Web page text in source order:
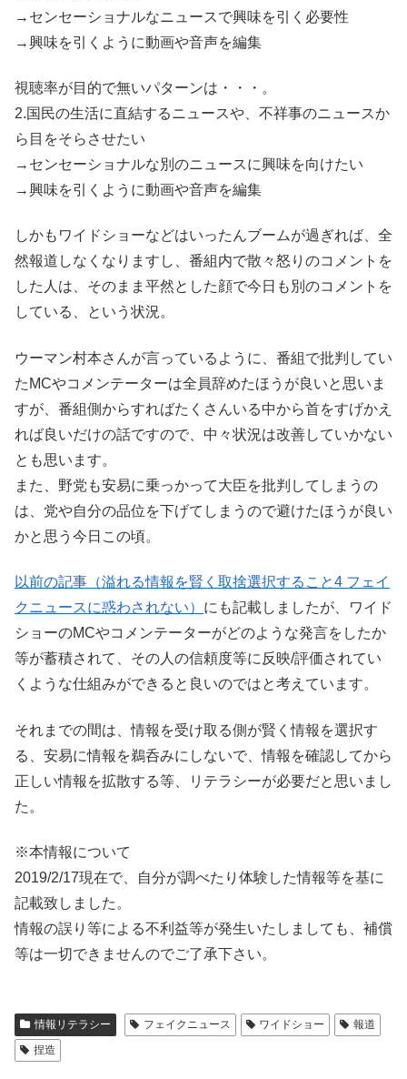
→センセーショナルなニュースで興味を引く必要性
→興味を引くように動画や音声を編集
視聴率が目的で無いパターンは・・・。
2.国民の生活に直結するニュースや、不祥事のニュースか
ら目をそらさせたい
→センセーショナルな別のニュースに興味を向けたい
→興味を引くように動画や音声を編集
しかもワイドショーなどはいったんブームが過ぎれば、全
然報道しなくなりますし、番組内で散々怒りのコメントを
した人は、そのまま平然とした顔で今日も別のコメントを
している、という状況。
ウーマン村本さんが言っているように、番組で批判してい
たMCやコメンテーターは全員辞めたほうが良いと思いま
すが、番組側からすればたくさんいる中から首をすげかえ
れば良いだけの話ですので、中々状況は改善していかない
とも思います。
また、野党も安易に乗っかって大臣を批判してしまうの
は、党や自分の品位を下げてしまうので避けたほうが良い
かと思う今日この頃。
以前の記事（溢れる情報を賢く取捨選択すること4 フェイ
クニュースに惑わされない） にも記載しましたが、ワイド
ショーのMCやコメンテーターがどのような発言をしたか
等が蓄積されて、その人の信頼度等に反映/評価されてい
くような仕組みができると良いのではと考えています。
それまでの間は、情報を受け取る側が賢く情報を選択す
る、安易に情報を鵜呑みにしないで、情報を確認してから
正しい情報を拡散する等、リテラシーが必要だと思いまし
た。
※本情報について
2019/2/17現在で、自分が調べたり体験した情報等を基に
記載致しました。
情報の誤り等による不利益等が発生いたしましても、補償
等は一切できませんのでご了承下さい。
情報リテラシー フェイクニュース ワイドショー
報道
捏造